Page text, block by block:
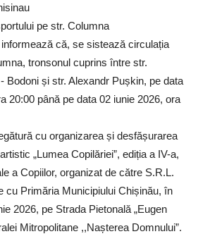
pe str. Columna
că, se sistează circulația
tronsonul cuprins între str.
Bodoni și str. Alexandr Pușkin, pe data
20:00 până pe data 02 iunie 2026, ora
cu organizarea și desfășurarea
„Lumea Copilăriei”, ediția a IV-a,
a Copiilor, organizat de către S.R.L.
cu Primăria Municipiului Chișinău, în
2026, pe Strada Pietonală „Eugen
Mitropolitane ,,Nașterea Domnului”.